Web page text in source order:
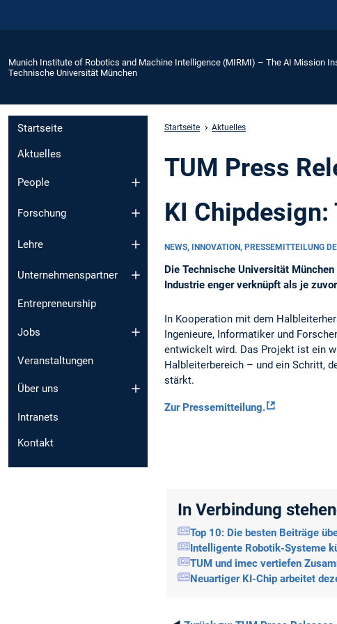
Munich Institute of Robotics and Machine Intelligence (MIRMI) – The AI Mission
Technische Universität München
Startseite
Aktuelles
People
Forschung
Lehre
Unternehmenspartner
Entrepreneurship
Jobs
Veranstaltungen
Über uns
Intranets
Kontakt
Startseite Aktuelles
TUM Press
KI
NEWS, INNOVATION, PRESSEMITTEILUNG
Die Technische Universität
Industrie enger verknüpft als je
In Kooperation mit dem
Ingenieure, Informatiker und
entwickelt wird. Das Projekt ist ein
Halbleiterbereich – und ein Schritt,
stärkt.
Zur Pressemitteilung.
In Verbindung
Top 10: Die besten Beiträge
Intelligente Robotik-Systeme
TUM und imec vertiefen
Neuartiger KI-Chip arbeitet